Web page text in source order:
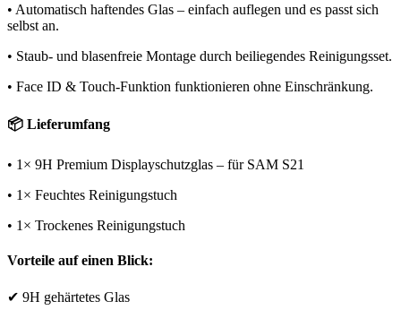
• Automatisch haftendes Glas – einfach auflegen und es passt sich
selbst an.
• Staub- und blasenfreie Montage durch beiliegendes Reinigungsset.
• Face ID & Touch-Funktion funktionieren ohne Einschränkung.
📦 Lieferumfang
• 1× 9H Premium Displayschutzglas – für SAM S21
• 1× Feuchtes Reinigungstuch
• 1× Trockenes Reinigungstuch
Vorteile auf einen Blick:
✔ 9H gehärtetes Glas